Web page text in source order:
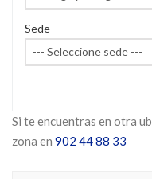
Sede
Si te encuentras en otra
zona en 902 44 88 33